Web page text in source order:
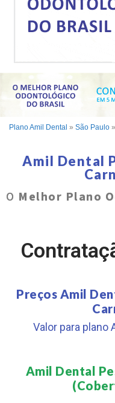
Plano Amil Dental » São Paulo »
Amil Dental
O Melhor Plano
Preços Amil
Valor para plano
Amil Dental